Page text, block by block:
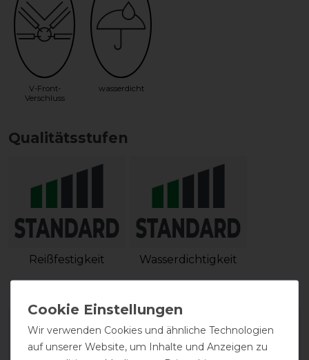
V-Front-
Verschluss
wasserdicht
Qualitätsstufen
Reißfestigkeit Wasserdichtigkeit
Wir verwenden Cookies und ähnliche Technologien
auf unserer Website, um Inhalte und Anzeigen zu